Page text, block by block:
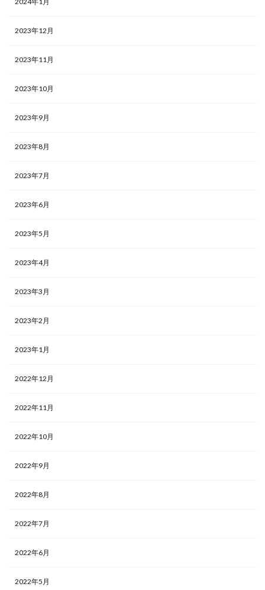
2023年12月
2023年11月
2023年10月
2023年9月
2023年8月
2023年7月
2023年6月
2023年5月
2023年4月
2023年3月
2023年2月
2023年1月
2022年12月
2022年11月
2022年10月
2022年9月
2022年8月
2022年7月
2022年6月
2022年5月